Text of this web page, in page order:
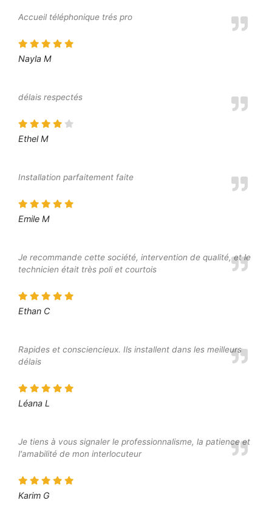
Accueil téléphonique trés pro
Nayla M
délais respectés
Ethel M
Installation parfaitement faite
Emile M
Je recommande cette société, intervention de qualité, et le
technicien était très poli et courtois
Ethan C
Rapides et consciencieux. Ils installent dans les meilleurs
délais
Léana L
Je tiens à vous signaler le professionnalisme, la patience et
l'amabilité de mon interlocuteur
Karim G